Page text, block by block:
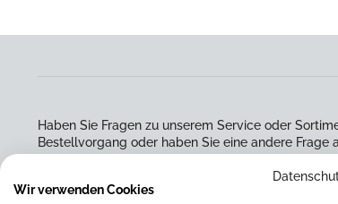
Haben Sie Fragen zu unserem Service oder
Bestellvorgang oder haben Sie eine andere Frage
Sie uns gerne über das beigefügte
Wir verwenden Cookies